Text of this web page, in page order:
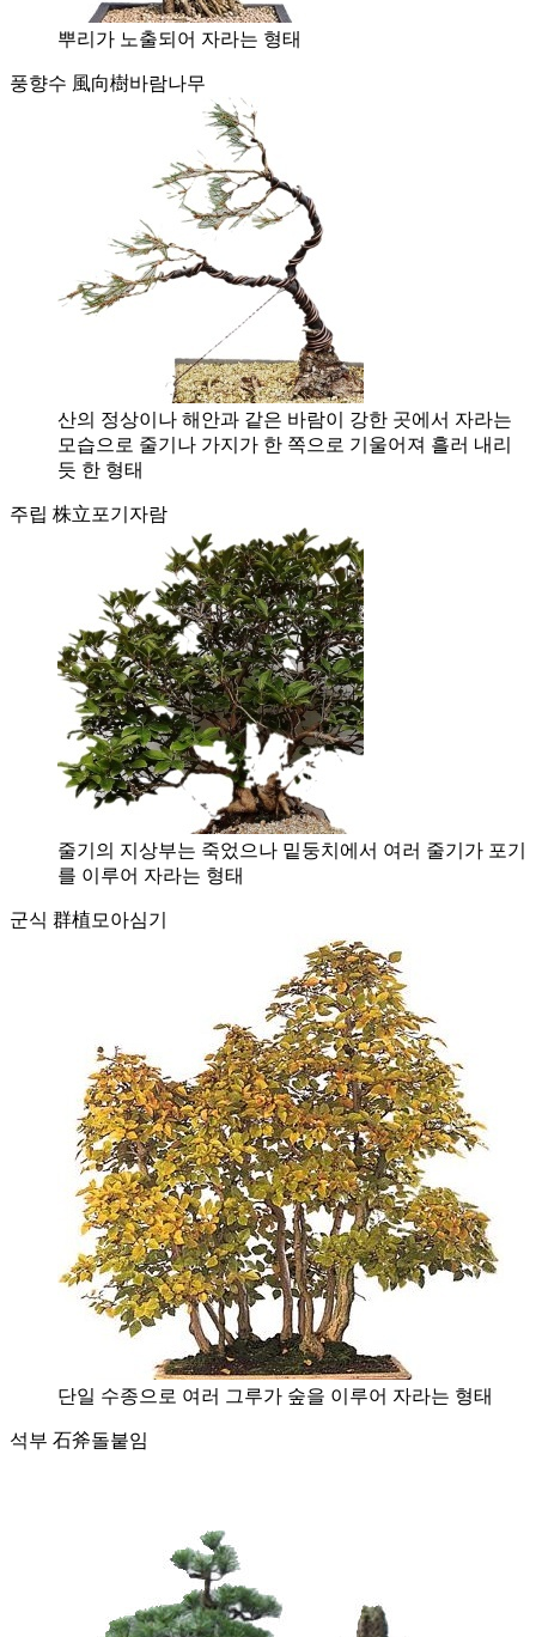
뿌리가 노출되어 자라는 형태
풍향수 風向樹바람나무
산의 정상이나 해안과 같은 바람이 강한 곳에서 자라는
모습으로 줄기나 가지가 한 쪽으로 기울어져 흘러 내리
듯 한 형태
주립 株立포기자람
줄기의 지상부는 죽었으나 밑둥치에서 여러 줄기가 포기
를 이루어 자라는 형태
군식 群植모아심기
단일 수종으로 여러 그루가 숲을 이루어 자라는 형태
석부 石斧돌붙임